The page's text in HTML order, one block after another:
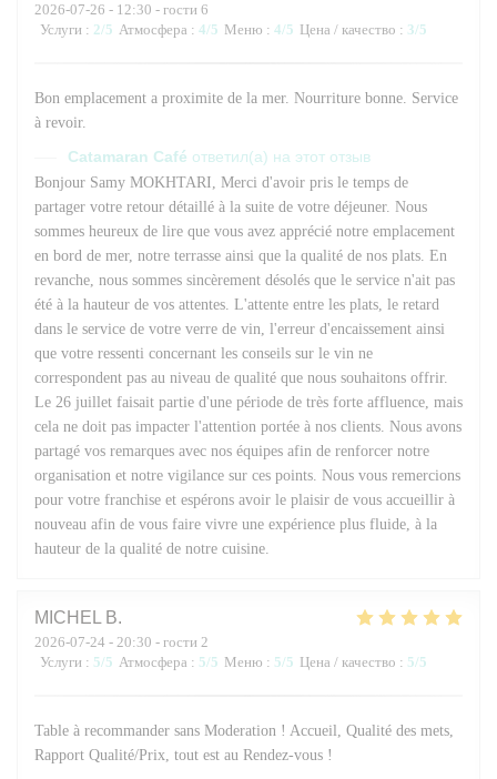
2026-07-26 - 12:30 - гости 6
Услуги : 2/5 Атмосфера : 4/5 Меню : 4/5 Цена / качество : 3/5
Bon emplacement a proximite de la mer. Nourriture bonne. Service
à revoir.
Catamaran Café ответил(а) на этот отзыв
Bonjour Samy MOKHTARI, Merci d'avoir pris le temps de
partager votre retour détaillé à la suite de votre déjeuner. Nous
sommes heureux de lire que vous avez apprécié notre emplacement
en bord de mer, notre terrasse ainsi que la qualité de nos plats. En
revanche, nous sommes sincèrement désolés que le service n'ait pas
été à la hauteur de vos attentes. L'attente entre les plats, le retard
dans le service de votre verre de vin, l'erreur d'encaissement ainsi
que votre ressenti concernant les conseils sur le vin ne
correspondent pas au niveau de qualité que nous souhaitons offrir.
Le 26 juillet faisait partie d'une période de très forte affluence, mais
cela ne doit pas impacter l'attention portée à nos clients. Nous avons
partagé vos remarques avec nos équipes afin de renforcer notre
organisation et notre vigilance sur ces points. Nous vous remercions
pour votre franchise et espérons avoir le plaisir de vous accueillir à
nouveau afin de vous faire vivre une expérience plus fluide, à la
hauteur de la qualité de notre cuisine.
MICHEL B
2026-07-24 - 20:30 - гости 2
Услуги : 5/5 Атмосфера : 5/5 Меню : 5/5 Цена / качество : 5/5
Table à recommander sans Moderation ! Accueil, Qualité des mets,
Rapport Qualité/Prix, tout est au Rendez-vous !